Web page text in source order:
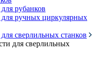
рубанков
ручных циркулярных
сверлильных станков
для сверлильных